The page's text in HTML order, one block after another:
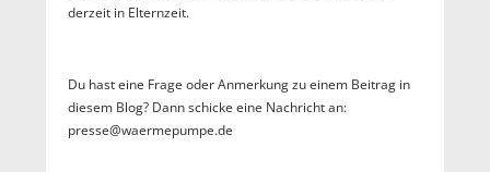
derzeit in Elternzeit.
Du hast eine Frage oder Anmerkung zu einem Beitrag in
diesem Blog? Dann schicke eine Nachricht an:
presse@waermepumpe.de